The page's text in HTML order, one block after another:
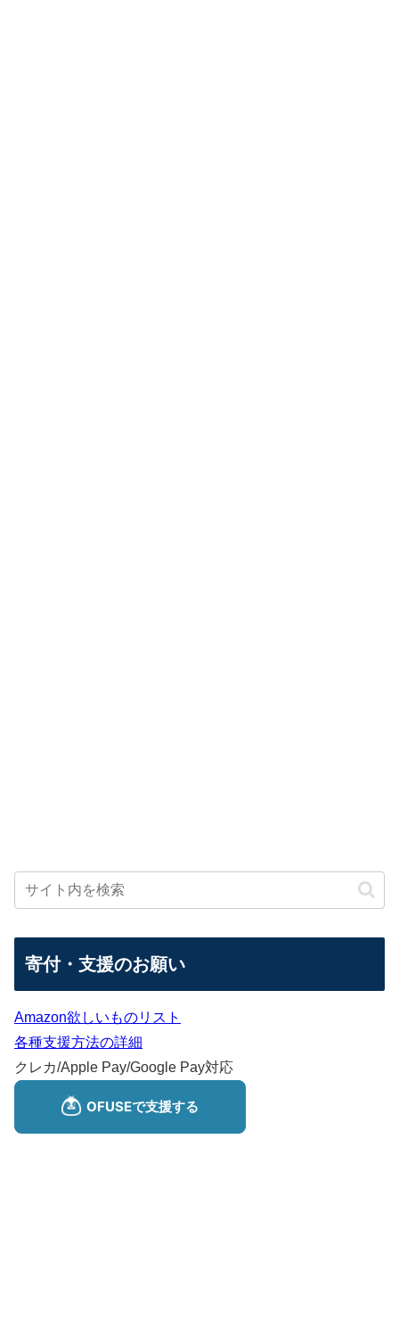
寄付・支援のお願い
Amazon欲しいものリスト
各種支援方法の詳細
クレカ/Apple Pay/Google Pay対応